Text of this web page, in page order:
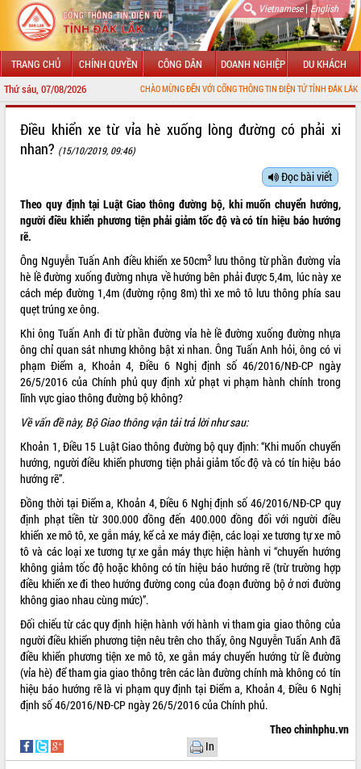
Vietnamese| English
TRANG CHỦ CHÍNH QUYỀN CÔNG DÂN DOANH NGHIỆP DU KHÁCH
Thứ sáu, 07/08/2026 CHÀO MỪNG ĐẾN VỚI CỔNG THÔNG TIN ĐIỆN TỬ TỈNH ĐẮK LẮK
LÃNH ĐẠO UBND TỈNH
SỞ, BAN, NGÀNH
THÔNG TIN CHỈ ĐẠO ĐIỀU HÀNH
HỆ THỐNG VĂN BẢN
VĂN BẢN HĐND TỈNH
ĐIỂM TIN VĂN BẢN
QUY HOẠCH - KẾ HOẠCH
QUẢNG CÁO
Điều khiển xe từ vỉa hè xuống lòng đường có phải xi
nhan? (15/10/2019, 09:46)
Đọc bài viết
Theo quy định tạiLuật Giao thông đường bộ, khi muốn chuyển hướng,
người điều khiển phương tiện phải giảm tốc độ và có tín hiệu báo hướng
rẽ.
Ông Nguyễn Tuấn Anh điều khiển xe 50cm3 lưu thông từ phần đường vỉa
hè lề đường xuống đường nhựa về hướng bên phải được 5,4m, lúc này xe
cách mép đường 1,4m (đường rộng 8m) thì xe mô tô lưu thông phía sau
quẹt trúng xe ông.
Khi ông Tuấn Anh đi từ phần đường vỉa hè lề đường xuống đường nhựa
ông chỉ quan sát nhưng không bật xi nhan. Ông Tuấn Anh hỏi, ông có vi
phạm Điểm a, Khoản 4, Điều 6 Nghị định số 46/2016/NĐ-CPngày
26/5/2016 của Chính phủ quy định xử phạt vi phạm hành chính trong
lĩnh vực giao thông đường bộ không?
Về vấn đề này, Bộ Giao thông vận tải trả lời như sau:
Khoản 1, Điều 15 Luật Giao thông đường bộ quy định: “Khi muốn chuyển
hướng, người điều khiển phương tiện phải giảm tốc độ và có tín hiệu báo
hướng rẽ”.
Đồng thời tại Điểm a, Khoản 4, Điều 6 Nghị định số 46/2016/NĐ-CP quy
định phạt tiền từ 300.000 đồng đến 400.000 đồng đối với người điều
khiển xe mô tô, xe gắn máy, kể cả xe máy điện, các loại xe tương tự xe mô
tô và các loại xe tương tự xe gắn máy thực hiện hành vi “chuyển hướng
không giảm tốc độ hoặc không có tín hiệu báo hướng rẽ (trừ trường hợp
điều khiển xe đi theo hướng đường cong của đoạn đường bộ ở nơi đường
không giao nhau cùng mức)”.
Đối chiếu từ các quy định hiện hành với hành vi tham gia giao thông của
người điều khiển phương tiện nêu trên cho thấy, ông Nguyễn Tuấn Anh đã
điều khiển phương tiện xe mô tô, xe gắn máy chuyển hướng từ lề đường
(vỉa hè) để tham gia giao thông trên các làn đường chính mà không có tín
hiệu báo hướng rẽ là vi phạm quy định tại Điểm a, Khoản 4, Điều 6 Nghị
định số 46/2016/NĐ-CP ngày 26/5/2016 của Chính phủ.
Theo chinhphu.vn
In